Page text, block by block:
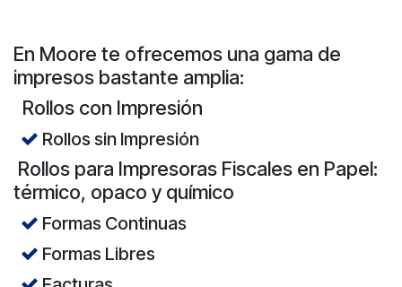
En Moore te ofrecemos una gama de
impresos bastante amplia:
​ Rollos con Impresión
Rollos sin Impresión
​ Rollos para Impresoras Fiscales en Papel:
térmico, opaco y químico
Formas Continuas
Formas Libres